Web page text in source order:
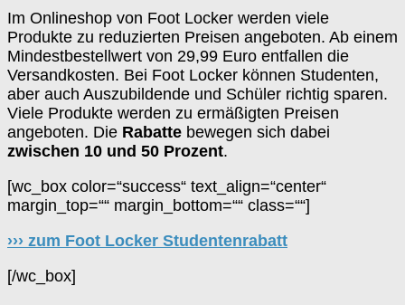
Im Onlineshop von Foot Locker werden viele
Produkte zu reduzierten Preisen angeboten. Ab einem
Mindestbestellwert von 29,99 Euro entfallen die
Versandkosten. Bei Foot Locker können Studenten,
aber auch Auszubildende und Schüler richtig sparen.
Viele Produkte werden zu ermäßigten Preisen
angeboten. Die Rabatte bewegen sich dabei
zwischen 10 und 50 Prozent.
[wc_box color=“success“ text_align=“center“
margin_top=““ margin_bottom=““ class=““]
››› zum Foot Locker Studentenrabatt
[/wc_box]